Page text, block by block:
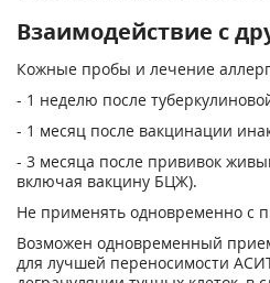
Взаимодействие с
Кожные пробы и лечение
- 1 неделю после
- 1 месяц после вакцинации
- 3 месяца после прививок
включая вакцину БЦЖ).
Не применять одновременно с
Возможен одновременный
для лучшей переносимости